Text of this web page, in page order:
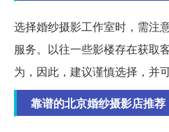
选择婚纱摄影工作室时，需注
服务。以往一些影楼存在获取
为，因此，建议谨慎选择，并
靠谱的北京婚纱摄影店推荐